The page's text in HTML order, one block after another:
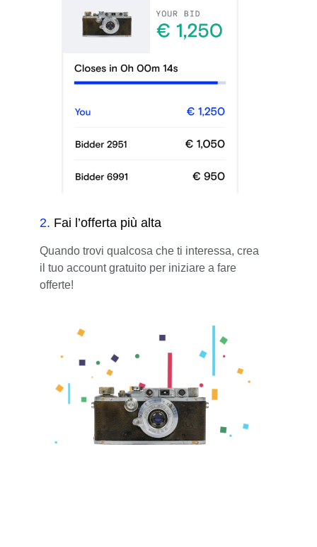
2. Fai l’offerta più alta
Quando trovi qualcosa che ti interessa, crea
il tuo account gratuito per iniziare a fare
offerte!